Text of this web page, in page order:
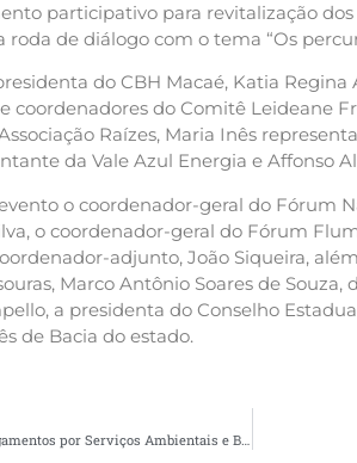
participativo para revitalização
de diálogo com o tema “Os
do CBH Macaé, Katia
coordenadores do Comitê Leideane
Raízes, Maria Inês
da Vale Azul Energia e Affonso
o coordenador-geral do Fórum
o coordenador-geral do Fórum
adjunto, João Siqueira,
Marco Antônio Soares de
a presidenta do Conselho
de Bacia do estado.
CBH Macaé realiza Seminários sobre o Programa de Pagamentos por Serviços Ambientais e Boas Práticas